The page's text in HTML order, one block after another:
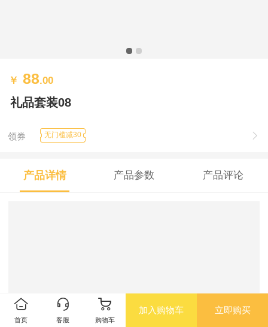
￥ 88.00
礼品套装08
领券 无门槛减30
产品详情 产品参数 产品评论
首页 客服 购物车
加入购物车 立即购买